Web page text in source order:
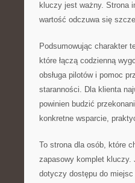
kluczy jest ważny. Strona
wartość odczuwa się
Podsumowując charakter
które łączą codzienną
obsługa pilotów i pomoc
staranności. Dla klienta
powinien budzić
konkretne wsparcie,
To strona dla osób, które
zapasowy komplet kluczy.
dotyczy dostępu do